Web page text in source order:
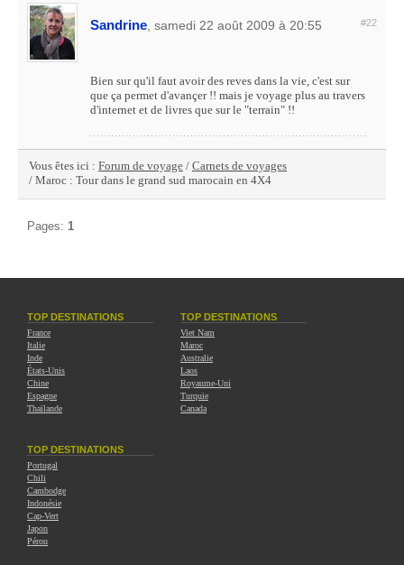
Sandrine , samedi 22 août 2009 à 20:55 #22
Bien sur qu'il faut avoir des reves dans la vie, c'est sur
que ça permet d'avançer !! mais je voyage plus au travers
d'internet et de livres que sur le "terrain" !!
Vous êtes ici : Forum de voyage / Carnets de voyages
/ Maroc : Tour dans le grand sud marocain en 4X4
Pages: 1
TOP DESTINATIONS
France
Italie
Inde
États-Unis
Chine
Espagne
Thaïlande
TOP DESTINATIONS
Viet Nam
Maroc
Australie
Laos
Royaume-Uni
Turquie
Canada
TOP DESTINATIONS
Portugal
Chili
Cambodge
Indonésie
Cap-Vert
Japon
Pérou